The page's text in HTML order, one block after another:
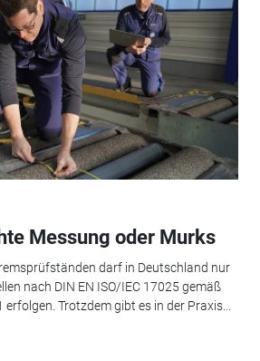
Messung oder Murks
darf in Deutschland nur
nach DIN EN ISO/IEC 17025 gemäß
Trotzdem gibt es in der Praxis...